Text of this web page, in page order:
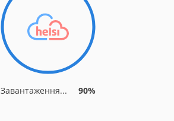
Завантаження... 90%